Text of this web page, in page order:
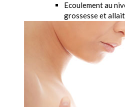
Ecoulement au
grossesse et